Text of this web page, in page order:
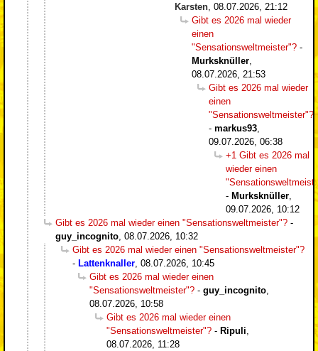
Karsten 08.07.2026, 21:12
Gibt es 2026 mal wieder
einen
"Sensationsweltmeister"? -
Murksknüller
08.07.2026, 21:53
Gibt es 2026 mal wieder
einen
"Sensationsweltmeister"?
- markus93
09.07.2026, 06:38
+1 Gibt es 2026 mal
wieder einen
- Murksknüller
09.07.2026, 10:12
Gibt es 2026 mal wieder einen "Sensationsweltmeister"? -
guy_incognito 08.07.2026, 10:32
Gibt es 2026 mal wieder einen "Sensationsweltmeister"?
- Lattenknaller 08.07.2026, 10:45
Gibt es 2026 mal wieder einen
"Sensationsweltmeister"? - guy_incognito
08.07.2026, 10:58
Gibt es 2026 mal wieder einen
"Sensationsweltmeister"? - Ripuli
08.07.2026, 11:28